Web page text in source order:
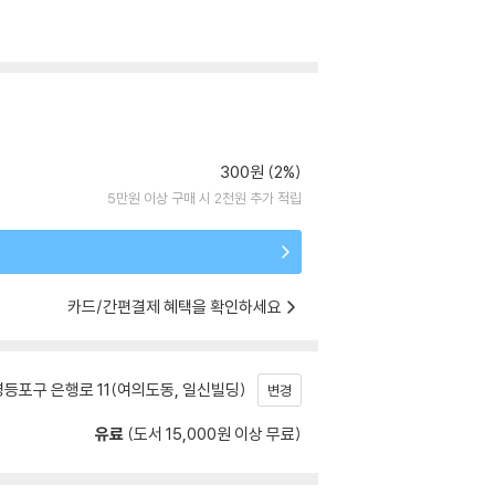
300원 (2%)
5만원 이상 구매 시 2천원 추가 적립
카드/간편결제 혜택을 확인하세요
포구 은행로 11(여의도동, 일신빌딩) 변경
유료 (도서 15,000원 이상 무료)